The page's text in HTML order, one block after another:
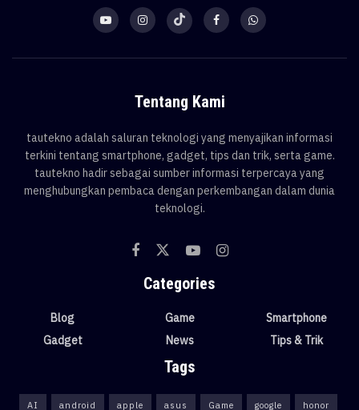
Tentang Kami
tautekno adalah saluran teknologi yang menyajikan informasi
terkini tentang smartphone, gadget, tips dan trik, serta game.
tautekno hadir sebagai sumber informasi terpercaya yang
menghubungkan pembaca dengan perkembangan dalam dunia
teknologi.
Categories
Blog
Gadget
Game
News
Smartphone
Tips & Trik
Tags
AI android apple asus Game google honor